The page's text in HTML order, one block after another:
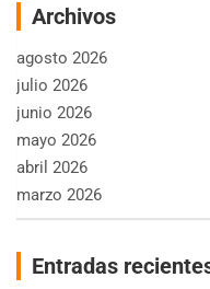
Archivos
agosto 2026
julio 2026
junio 2026
mayo 2026
abril 2026
marzo 2026
Entradas